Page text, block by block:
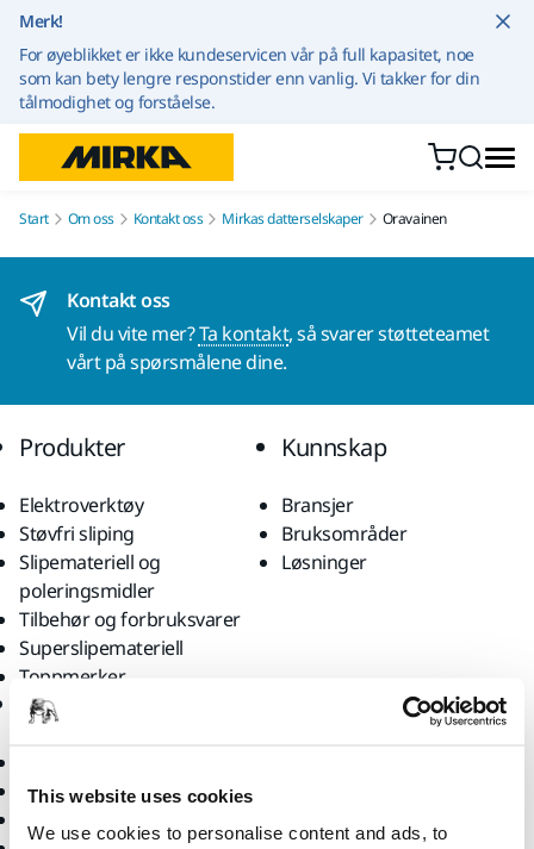
This website uses cookies
We use cookies to personalise content and ads, to
Merk!
For øyeblikket er ikke kundeservicen vår på full kapasitet, noe
som kan bety lengre responstider enn vanlig. Vi takker for din
tålmodighet og forståelse.
Start Om oss Kontakt oss Mirkas datterselskaper Oravainen
Kontakt oss
Vil du vite mer?Ta kontakt, så svarer støtteteamet
vårt på spørsmålene dine.
Produkter
Elektroverktøy
Støvfri sliping
Slipemateriell og
poleringsmidler
Tilbehør og forbruksvarer
Superslipemateriell
Toppmerker
Kunnskap
Bransjer
Bruksområder
Løsninger
Brukerstøtte
Garantivilkår